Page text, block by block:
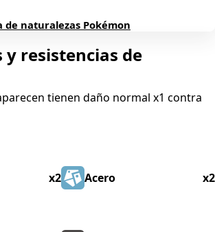
de naturalezas Pokémon
y resistencias de
tienen daño normal x1 contra
x2 Acero x2